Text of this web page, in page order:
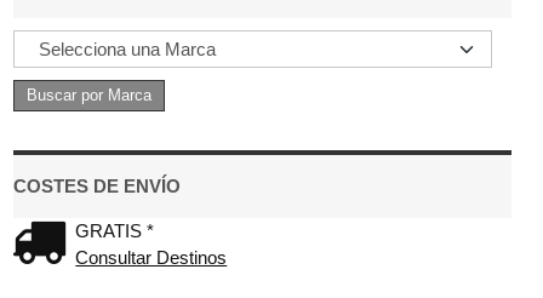
COSTES DE ENVÍO
GRATIS *
Consultar Destinos